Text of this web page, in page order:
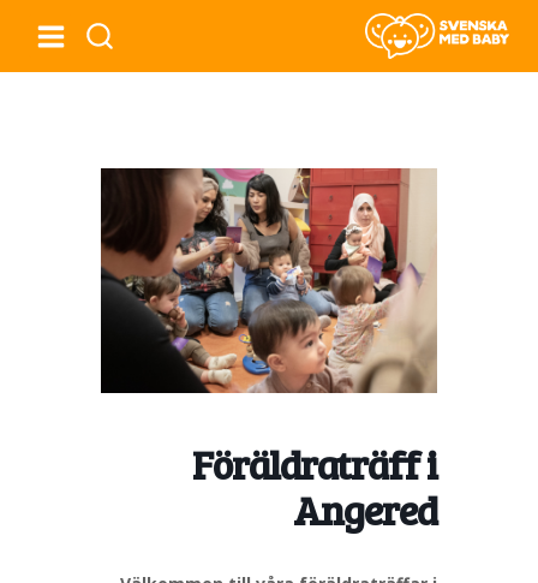
Föräldraträff i
Angered